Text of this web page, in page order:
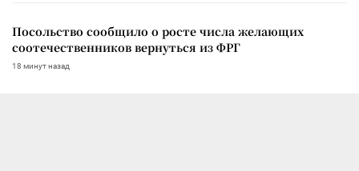
Посольство сообщило о росте числа желающих
соотечественников вернуться из ФРГ
18 минут назад